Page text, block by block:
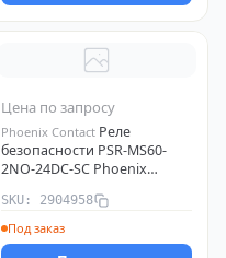
Цена по запросу
Phoenix Contact Реле
безопасности PSR-MS60-
2NO-24DC-SC Phoenix
SKU: 2904958
Под заказ